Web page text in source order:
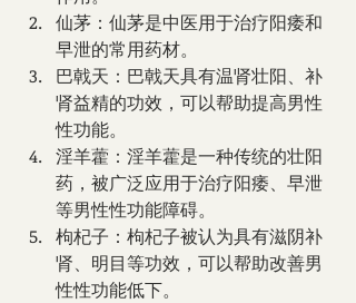
仙茅：仙茅是中医用于治疗阳痿和
早泄的常用药材。
巴戟天：巴戟天具有温肾壮阳、补
肾益精的功效，可以帮助提高男性
性功能。
淫羊藿：淫羊藿是一种传统的壮阳
药，被广泛应用于治疗阳痿、早泄
等男性性功能障碍。
枸杞子：枸杞子被认为具有滋阴补
肾、明目等功效，可以帮助改善男
性性功能低下。